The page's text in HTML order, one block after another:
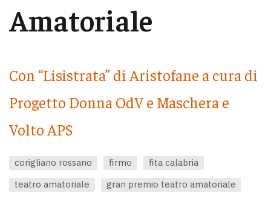
Amatoriale
Con “Lisistrata” di Aristofane a cura di
Progetto Donna OdV e Maschera e
Volto APS
corigliano rossano firmo
fita calabria
teatro amatoriale
gran premio teatro amatoriale